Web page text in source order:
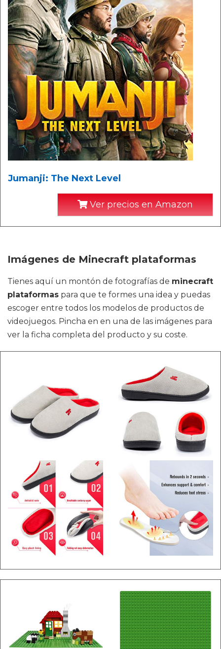
Jumanji: The Next Level
Ver precios en Amazon
Imágenes de Minecraft plataformas
Tienes aquí un montón de fotografías de minecraft
plataformas para que te formes una idea y puedas
escoger entre todos los modelos de productos de
videojuegos. Pincha en en una de las imágenes para
ver la ficha completa del producto y su coste.